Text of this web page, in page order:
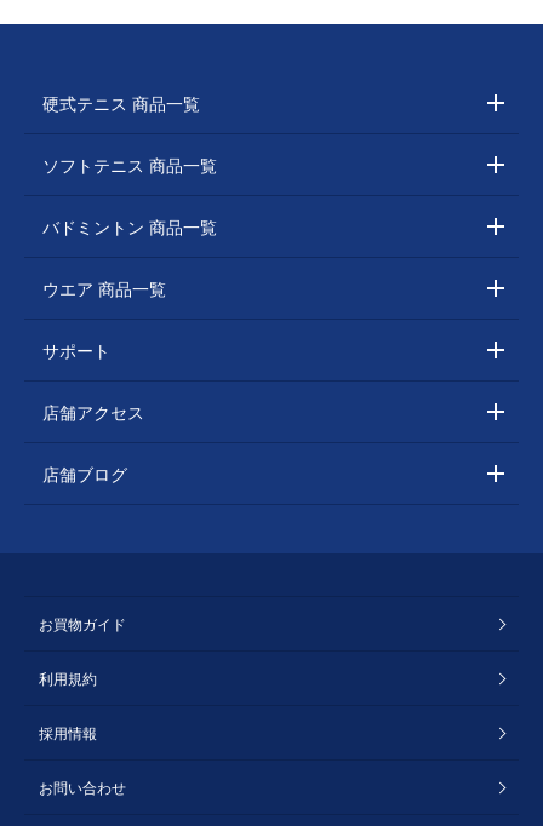
硬式テニス 商品一覧
ソフトテニス 商品一覧
バドミントン 商品一覧
ウエア 商品一覧
サポート
店舗アクセス
店舗ブログ
お買物ガイド
利用規約
採用情報
お問い合わせ